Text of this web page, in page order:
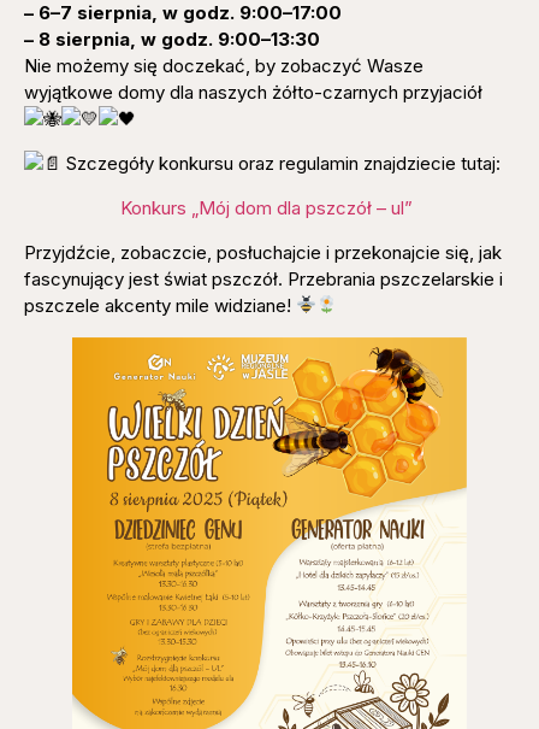
– 6–7 sierpnia, w godz. 9:00–17:00
– 8 sierpnia, w godz. 9:00–13:30
Nie możemy się doczekać, by zobaczyć Wasze
wyjątkowe domy dla naszych żółto-czarnych przyjaciół
Szczegóły konkursu oraz regulamin znajdziecie tutaj:
Konkurs „Mój dom dla pszczół – ul”
Przyjdźcie, zobaczcie, posłuchajcie i przekonajcie się, jak
fascynujący jest świat pszczół. Przebrania pszczelarskie i
pszczele akcenty mile widziane!